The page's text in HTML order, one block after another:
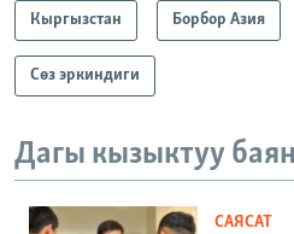
Кыргызстан Борбор Азия
Сөз эркиндиги
Дагы кызыктуу
САЯСАТ